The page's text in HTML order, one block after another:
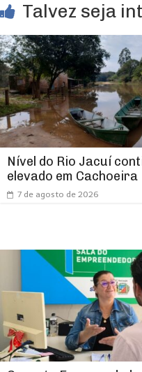
Talvez seja
Nível do Rio Jacuí
elevado em Cachoeira
7 de agosto de 2026